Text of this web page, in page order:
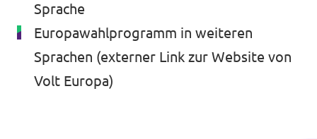
Sprache
Europawahlprogramm in weiteren
Sprachen (externer Link zur Website von
Volt Europa)